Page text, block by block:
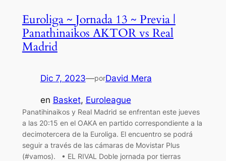
Euroliga ~ Jornada 13 ~ Previa |
Panathinaikos AKTOR vs Real
Madrid
Dic 7, 2023—porDavid Mera
en Basket, Euroleague
Panatihinaikos y Real Madrid se enfrentan este jueves
a las 20:15 en el OAKA en partido correspondiente a la
decimotercera de la Euroliga. El encuentro se podrá
seguir a través de las cámaras de Movistar Plus
(#vamos). • EL RIVAL Doble jornada por tierras